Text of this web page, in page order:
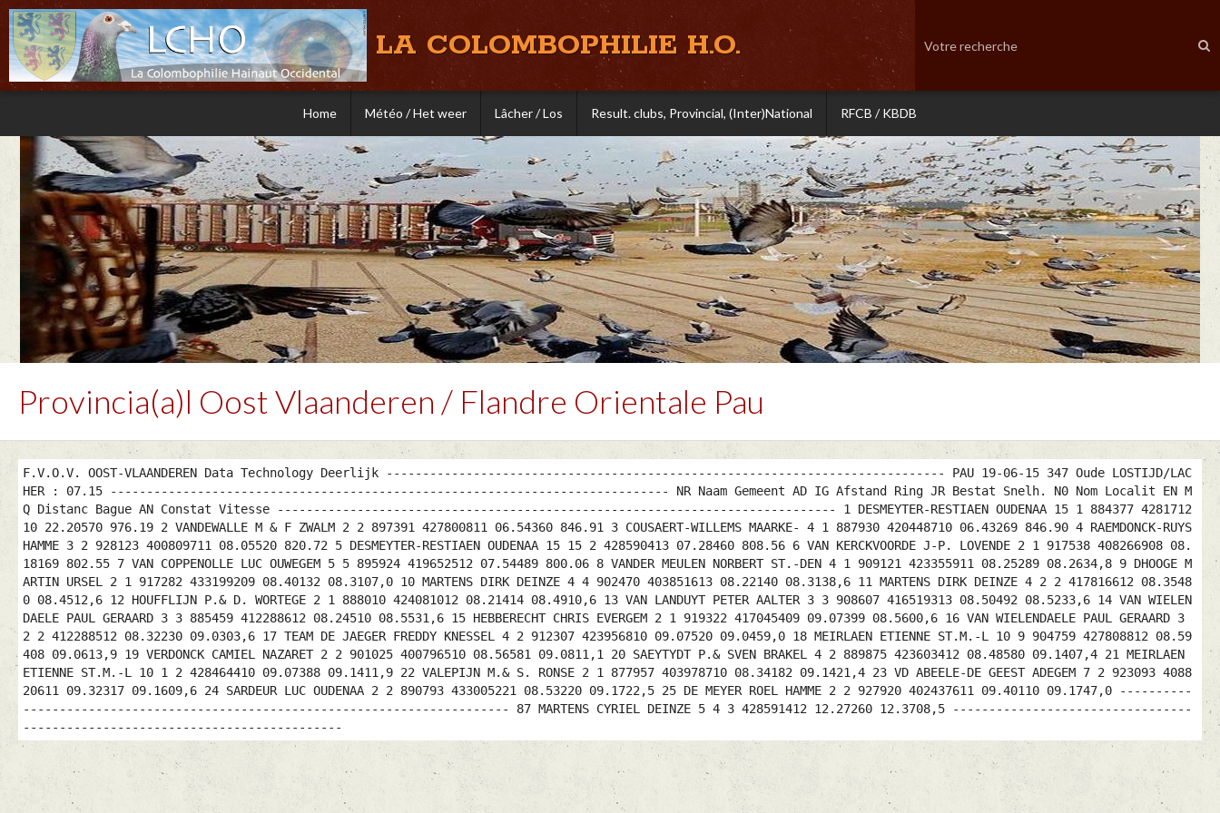
LA COLOMBOPHILIE H.O.
Home Météo / Het weer Lâcher / Los Result. clubs, Provincial, (Inter)National RFCB / KBDB
Provincia(a)l Oost Vlaanderen / Flandre Orientale Pau
F.V.O.V. OOST-VLAANDEREN Data Technology Deerlijk ----------------------------------------------------------------------------- PAU 19-06-15 347 Oude LOSTIJD/LAC
HER : 07.15 ----------------------------------------------------------------------------- NR Naam Gemeent AD IG Afstand Ring JR Bestat Snelh. N0 Nom Localit EN M
Q Distanc Bague AN Constat Vitesse ----------------------------------------------------------------------------- 1 DESMEYTER-RESTIAEN OUDENAA 15 1 884377 4281712
10 22.20570 976.19 2 VANDEWALLE M & F ZWALM 2 2 897391 427800811 06.54360 846.91 3 COUSAERT-WILLEMS MAARKE- 4 1 887930 420448710 06.43269 846.90 4 RAEMDONCK-RUYS
HAMME 3 2 928123 400809711 08.05520 820.72 5 DESMEYTER-RESTIAEN OUDENAA 15 15 2 428590413 07.28460 808.56 6 VAN KERCKVOORDE J-P. LOVENDE 2 1 917538 408266908 08.
18169 802.55 7 VAN COPPENOLLE LUC OUWEGEM 5 5 895924 419652512 07.54489 800.06 8 VANDER MEULEN NORBERT ST.-DEN 4 1 909121 423355911 08.25289 08.2634,8 9 DHOOGE M
ARTIN URSEL 2 1 917282 433199209 08.40132 08.3107,0 10 MARTENS DIRK DEINZE 4 4 902470 403851613 08.22140 08.3138,6 11 MARTENS DIRK DEINZE 4 2 2 417816612 08.3548
0 08.4512,6 12 HOUFFLIJN P.& D. WORTEGE 2 1 888010 424081012 08.21414 08.4910,6 13 VAN LANDUYT PETER AALTER 3 3 908607 416519313 08.50492 08.5233,6 14 VAN WIELEN
DAELE PAUL GERAARD 3 3 885459 412288612 08.24510 08.5531,6 15 HEBBERECHT CHRIS EVERGEM 2 1 919322 417045409 09.07399 08.5600,6 16 VAN WIELENDAELE PAUL GERAARD 3
2 2 412288512 08.32230 09.0303,6 17 TEAM DE JAEGER FREDDY KNESSEL 4 2 912307 423956810 09.07520 09.0459,0 18 MEIRLAEN ETIENNE ST.M.-L 10 9 904759 427808812 08.59
408 09.0613,9 19 VERDONCK CAMIEL NAZARET 2 2 901025 400796510 08.56581 09.0811,1 20 SAEYTYDT P.& SVEN BRAKEL 4 2 889875 423603412 08.48580 09.1407,4 21 MEIRLAEN
ETIENNE ST.M.-L 10 1 2 428464410 09.07388 09.1411,9 22 VALEPIJN M.& S. RONSE 2 1 877957 403978710 08.34182 09.1421,4 23 VD ABEELE-DE GEEST ADEGEM 7 2 923093 4088
20611 09.32317 09.1609,6 24 SARDEUR LUC OUDENAA 2 2 890793 433005221 08.53220 09.1722,5 25 DE MEYER ROEL HAMME 2 2 927920 402437611 09.40110 09.1747,0 ----------
------------------------------------------------------------------- 87 MARTENS CYRIEL DEINZE 5 4 3 428591412 12.27260 12.3708,5 ---------------------------------
--------------------------------------------